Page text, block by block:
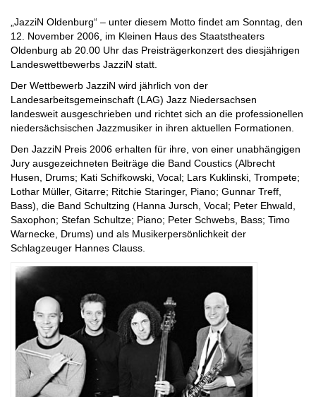
„JazziN Oldenburg“ – unter diesem Motto findet am Sonntag, den
12. November 2006, im Kleinen Haus des Staatstheaters
Oldenburg ab 20.00 Uhr das Preisträgerkonzert des diesjährigen
Landeswettbewerbs JazziN statt.
Der Wettbewerb JazziN wird jährlich von der
Landesarbeitsgemeinschaft (LAG) Jazz Niedersachsen
landesweit ausgeschrieben und richtet sich an die professionellen
niedersächsischen Jazzmusiker in ihren aktuellen Formationen.
Den JazziN Preis 2006 erhalten für ihre, von einer unabhängigen
Jury ausgezeichneten Beiträge die Band Coustics (Albrecht
Husen, Drums; Kati Schifkowski, Vocal; Lars Kuklinski, Trompete;
Lothar Müller, Gitarre; Ritchie Staringer, Piano; Gunnar Treff,
Bass), die Band Schultzing (Hanna Jursch, Vocal; Peter Ehwald,
Saxophon; Stefan Schultze; Piano; Peter Schwebs, Bass; Timo
Warnecke, Drums) und als Musikerpersönlichkeit der
Schlagzeuger Hannes Clauss.